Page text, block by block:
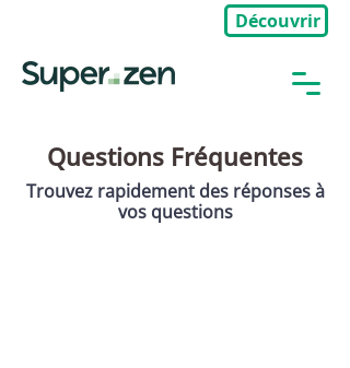
Découvrir
Questions Fréquentes
Trouvez rapidement des réponses à
vos questions